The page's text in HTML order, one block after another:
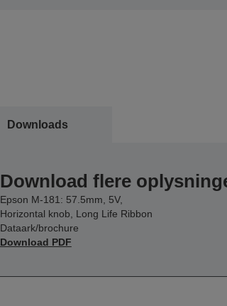
Downloads
Download flere
Epson M-181: 57.5mm, 5V,
Horizontal knob, Long Life Ribbon
Dataark/brochure
Download PDF